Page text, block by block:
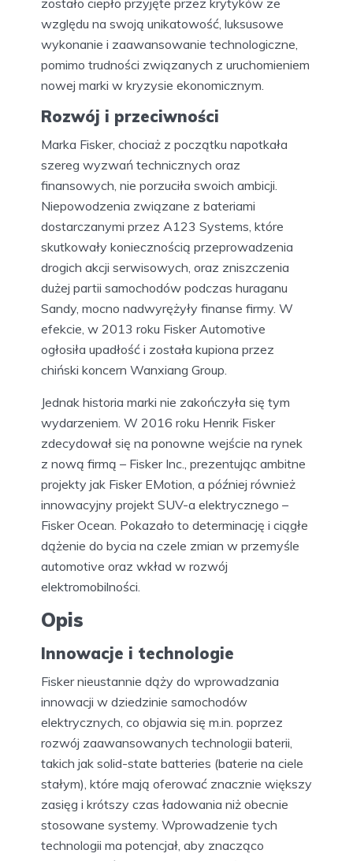
względu na swoją unikatowość, luksusowe
wykonanie i zaawansowanie technologiczne,
pomimo trudności związanych z uruchomieniem
nowej marki w kryzysie ekonomicznym.
Rozwój i przeciwności
Marka Fisker, chociaż z początku napotkała
szereg wyzwań technicznych oraz
finansowych, nie porzuciła swoich ambicji.
Niepowodzenia związane z bateriami
dostarczanymi przez A123 Systems, które
skutkowały koniecznością przeprowadzenia
drogich akcji serwisowych, oraz zniszczenia
dużej partii samochodów podczas huraganu
Sandy, mocno nadwyrężyły finanse firmy. W
efekcie, w 2013 roku Fisker Automotive
ogłosiła upadłość i została kupiona przez
chiński koncern Wanxiang Group.
Jednak historia marki nie zakończyła się tym
wydarzeniem. W 2016 roku Henrik Fisker
zdecydował się na ponowne wejście na rynek
z nową firmą – Fisker Inc., prezentując ambitne
projekty jak Fisker EMotion, a później również
innowacyjny projekt SUV-a elektrycznego –
Fisker Ocean. Pokazało to determinację i ciągłe
dążenie do bycia na czele zmian w przemyśle
automotive oraz wkład w rozwój
elektromobilności.
Opis
Innowacje i technologie
Fisker nieustannie dąży do wprowadzania
innowacji w dziedzinie samochodów
elektrycznych, co objawia się m.in. poprzez
rozwój zaawansowanych technologii baterii,
takich jak solid-state batteries (baterie na ciele
stałym), które mają oferować znacznie większy
zasięg i krótszy czas ładowania niż obecnie
stosowane systemy. Wprowadzenie tych
technologii ma potencjał, aby znacząco